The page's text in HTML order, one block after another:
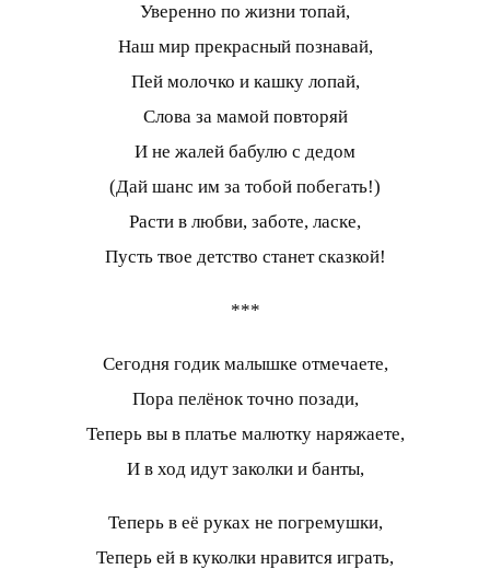
Уверенно по жизни топай,
Наш мир прекрасный познавай,
Пей молочко и кашку лопай,
Слова за мамой повторяй
И не жалей бабулю с дедом
(Дай шанс им за тобой побегать!)
Расти в любви, заботе, ласке,
Пусть твое детство станет сказкой!
***
Сегодня годик малышке отмечаете,
Пора пелёнок точно позади,
Теперь вы в платье малютку наряжаете,
И в ход идут заколки и банты,
Теперь в её руках не погремушки,
Теперь ей в куколки нравится играть,